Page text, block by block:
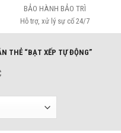
BẢO HÀNH BẢO TRÌ
Hỗ trợ, xử lý sự cố 24/7
THẺ “BẠT XẾP TỰ ĐỘNG”